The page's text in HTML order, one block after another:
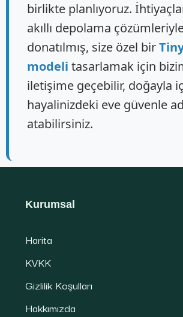
birlikte planlıyoruz.
akıllı depolama
donatılmış, size özel bir
modeli tasarlamak için
iletişime geçebilir, doğayla
hayalinizdeki eve güvenle
atabilirsiniz.
Kurumsal
Harita
KVKK
Gizlilik Koşulları
Hakkımızda